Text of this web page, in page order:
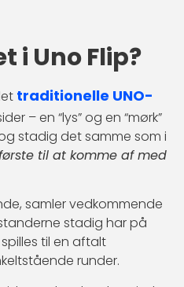
i Uno Flip?
traditionelle UNO-
– en “lys” og en “mørk”
stadig det samme som i
til at komme af med
samler vedkommende
stadig har på
til en aftalt
runder.